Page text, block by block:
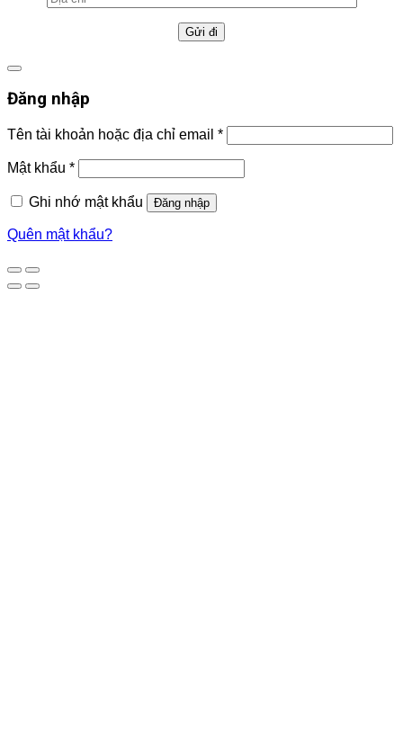
Đăng nhập
Tên tài khoản hoặc địa chỉ email *
Mật khẩu *
Ghi nhớ mật khẩu Đăng nhập
Quên mật khẩu?